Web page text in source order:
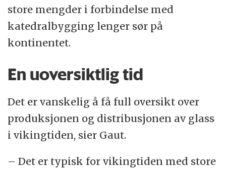
store mengder i forbindelse med
katedralbygging lenger sør på
kontinentet.
En uoversiktlig tid
Det er vanskelig å få full oversikt over
produksjonen og distribusjonen av glass
i vikingtiden, sier Gaut.
– Det er typisk for vikingtiden med store